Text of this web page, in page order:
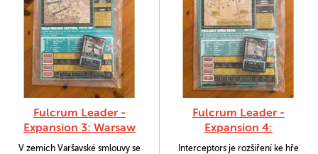
Fulcrum Leader -
Expansion 3: Warsaw
Pact 1
V zemích Varšavské smlouvy se
Fulcrum Leader -
Expansion 4:
Interceptors
Interceptors je rozšíření ke hře